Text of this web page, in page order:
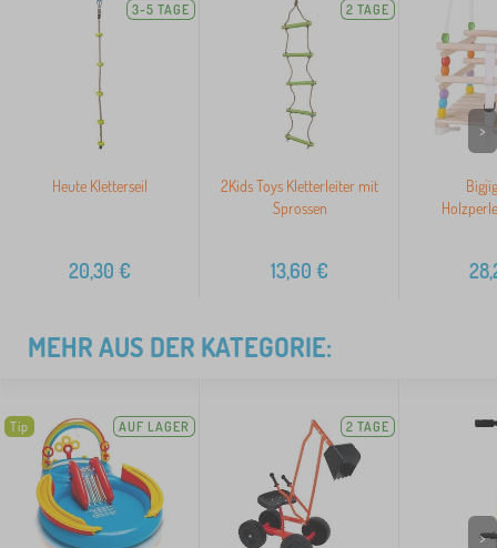
3-5 TAGE
Heute Kletterseil
20,30 €
2 TAGE
2Kids Toys Kletterleiter mit
Sprossen
13,60 €
>
MEHR AUS DER KATEGORIE:
Tip AUF LAGER 2 TAGE
>